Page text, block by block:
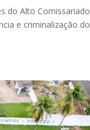
do Alto Comissariado
e criminalização do